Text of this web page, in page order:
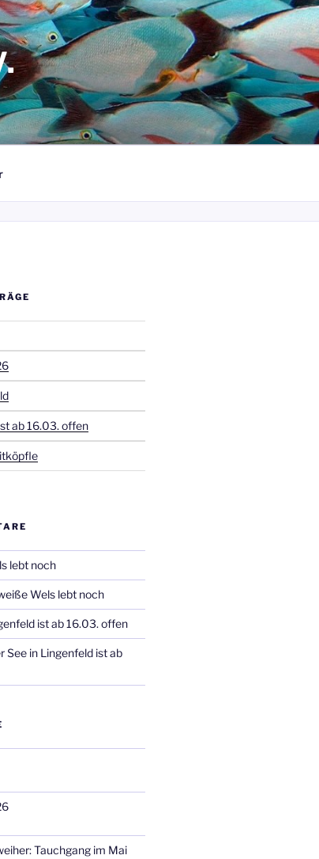
ab 16.03. offen
lebt noch
Wels lebt noch
ist ab 16.03. offen
See in Lingenfeld ist ab
Tauchgang im Mai